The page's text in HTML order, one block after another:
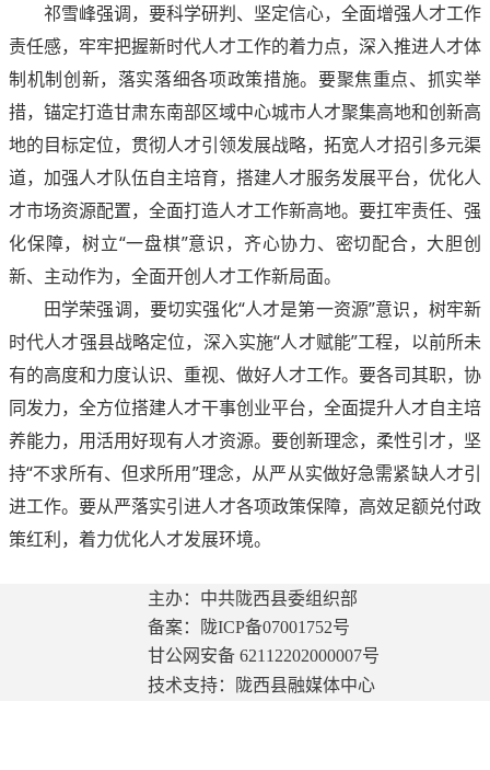
祁雪峰强调，要科学研判、坚定信心，全面增强人才工作
责任感，牢牢把握新时代人才工作的着力点，深入推进人才体
制机制创新，落实落细各项政策措施。要聚焦重点、抓实举
措，锚定打造甘肃东南部区域中心城市人才聚集高地和创新高
地的目标定位，贯彻人才引领发展战略，拓宽人才招引多元渠
道，加强人才队伍自主培育，搭建人才服务发展平台，优化人
才市场资源配置，全面打造人才工作新高地。要扛牢责任、强
化保障，树立“一盘棋”意识，齐心协力、密切配合，大胆创
新、主动作为，全面开创人才工作新局面。
田学荣强调，要切实强化“人才是第一资源”意识，树牢新
时代人才强县战略定位，深入实施“人才赋能”工程，以前所未
有的高度和力度认识、重视、做好人才工作。要各司其职，协
同发力，全方位搭建人才干事创业平台，全面提升人才自主培
养能力，用活用好现有人才资源。要创新理念，柔性引才，坚
持“不求所有、但求所用”理念，从严从实做好急需紧缺人才引
进工作。要从严落实引进人才各项政策保障，高效足额兑付政
策红利，着力优化人才发展环境。
主办：中共陇西县委组织部
备案：陇ICP备07001752号
甘公网安备 62112202000007号
技术支持：陇西县融媒体中心